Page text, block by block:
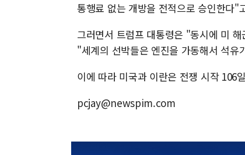
통행료 없는 개방을 전적으로 승인한다"
그러면서 트럼프 대통령은 "동시에 미
"세계의 선박들은 엔진을 가동해서 석유
이에 따라 미국과 이란은 전쟁 시작 106
pcjay@newspim.com